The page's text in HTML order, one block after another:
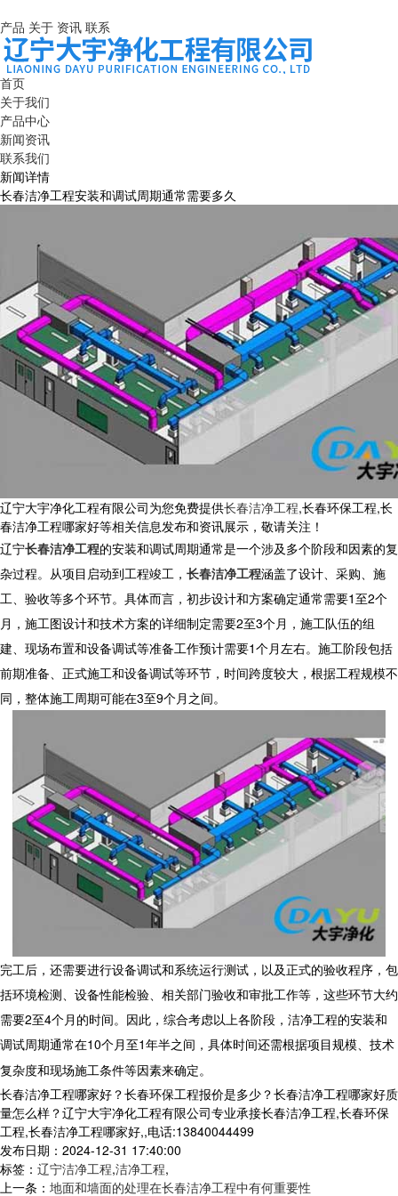
产品 关于 资讯 联系
首页
关于我们
产品中心
新闻资讯
联系我们
新闻详情
长春洁净工程安装和调试周期通常需要多久
辽宁大宇净化工程有限公司为您免费提供长春洁净工程,长春环保工程,长
春洁净工程哪家好等相关信息发布和资讯展示，敬请关注！
辽宁长春洁净工程的安装和调试周期通常是一个涉及多个阶段和因素的复
杂过程。从项目启动到工程竣工， 长春洁净工程涵盖了设计、采购、施
工、验收等多个环节。具体而言，初步设计和方案确定通常需要1至2个
月，施工图设计和技术方案的详细制定需要2至3个月，施工队伍的组
建、现场布置和设备调试等准备工作预计需要1个月左右。施工阶段包括
前期准备、正式施工和设备调试等环节，时间跨度较大，根据工程规模不
同，整体施工周期可能在3至9个月之间。
完工后，还需要进行设备调试和系统运行测试，以及正式的验收程序，包
括环境检测、设备性能检验、相关部门验收和审批工作等，这些环节大约
需要2至4个月的时间。因此，综合考虑以上各阶段， 洁净工程的安装和
调试周期通常在10个月至1年半之间，具体时间还需根据项目规模、技术
复杂度和现场施工条件等因素来确定。
长春洁净工程哪家好？长春环保工程报价是多少？长春洁净工程哪家好质
量怎么样？辽宁大宇净化工程有限公司专业承接长春洁净工程,长春环保
工程,长春洁净工程哪家好,,电话:13840044499
发布日期：2024-12-31 17:40:00
标签： 辽宁洁净工程,洁净工程,
上一条： 地面和墙面的处理在长春洁净工程中有何重要性